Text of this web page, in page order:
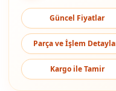
Güncel Fiyatlar
Parça ve İşlem
Kargo ile Tamir